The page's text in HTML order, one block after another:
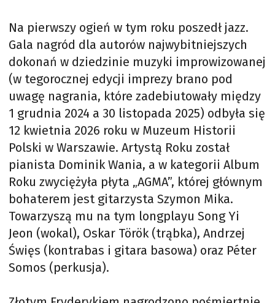
Na pierwszy ogień w tym roku poszedł jazz.
Gala nagród dla autorów najwybitniejszych
dokonań w dziedzinie muzyki improwizowanej
(w tegorocznej edycji imprezy brano pod
uwagę nagrania, które zadebiutowały między
1 grudnia 2024 a 30 listopada 2025) odbyła się
12 kwietnia 2026 roku w Muzeum Historii
Polski w Warszawie. Artystą Roku został
pianista Dominik Wania, a w kategorii Album
Roku zwyciężyła płyta „AGMA”, której głównym
bohaterem jest gitarzysta Szymon Mika.
Towarzyszą mu na tym longplayu Song Yi
Jeon (wokal), Oskar Török (trąbka), Andrzej
Święs (kontrabas i gitara basowa) oraz Péter
Somos (perkusja).